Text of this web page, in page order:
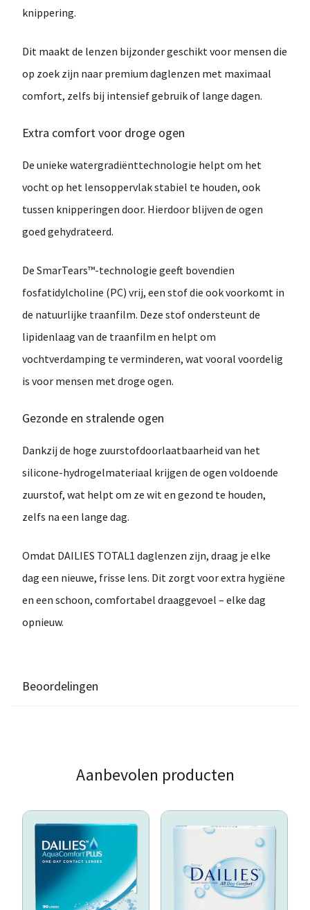
knippering.
Dit maakt de lenzen bijzonder geschikt voor mensen die
op zoek zijn naar premium daglenzen met maximaal
comfort, zelfs bij intensief gebruik of lange dagen.
Extra comfort voor droge ogen
De unieke watergradiënttechnologie helpt om het
vocht op het lensoppervlak stabiel te houden, ook
tussen knipperingen door. Hierdoor blijven de ogen
goed gehydrateerd.
De SmarTears™-technologie geeft bovendien
fosfatidylcholine (PC) vrij, een stof die ook voorkomt in
de natuurlijke traanfilm. Deze stof ondersteunt de
lipidenlaag van de traanfilm en helpt om
vochtverdamping te verminderen, wat vooral voordelig
is voor mensen metdroge ogen.
Gezonde en stralende ogen
Dankzij de hoge zuurstofdoorlaatbaarheid van het
silicone-hydrogelmateriaal krijgen de ogen voldoende
zuurstof, wat helpt om ze wit en gezond te houden,
zelfs na een lange dag.
Omdat DAILIES TOTAL1 daglenzen zijn, draag je elke
dag een nieuwe, frisse lens. Dit zorgt voor extra hygiëne
en een schoon, comfortabel draaggevoel – elke dag
opnieuw.
Beoordelingen
Aanbevolen producten